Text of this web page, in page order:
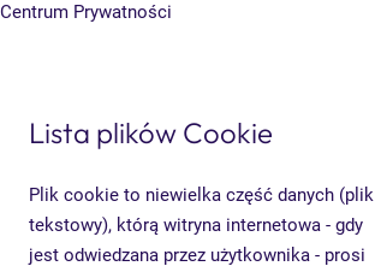
Centrum Prywatności
Lista plików Cookie
Plik cookie to niewielka część danych (plik
tekstowy), którą witryna internetowa - gdy
jest odwiedzana przez użytkownika - prosi